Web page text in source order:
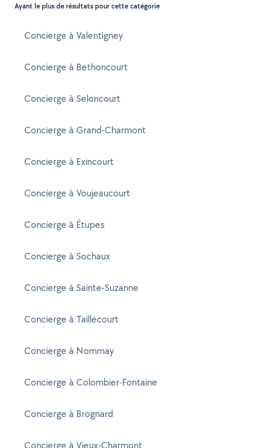
Ayant le plus de résultats pour cette catégorie
Concierge à Valentigney
Concierge à Bethoncourt
Concierge à Seloncourt
Concierge à Grand-Charmont
Concierge à Exincourt
Concierge à Voujeaucourt
Concierge à Étupes
Concierge à Sochaux
Concierge à Sainte-Suzanne
Concierge à Taillecourt
Concierge à Nommay
Concierge à Colombier-Fontaine
Concierge à Brognard
Concierge à Vieux-Charmont